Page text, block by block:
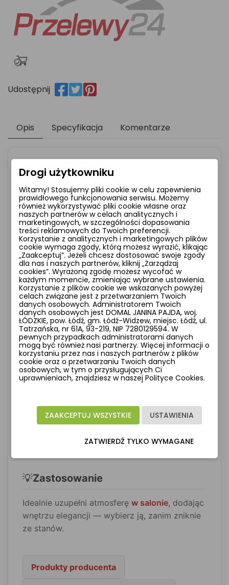
Udostępnij
Opis Specyfikacja Komentarze
Konstrukcja podkreśla architekturę przestrzeni
z delikatną finezją. Design kładzie nacisk na
prostotę i ponadczasowy charakter. Oprawa
podkreśla detale wnętrza z wyjątkową
delikatnością. Światło tworzy atmosferę
wyciszenia i eleganckiej harmonii. Światło
wkomponowuje się w naturalny rytm wnętrza.
📌Charakterystyka produktu
•Materiał:metal
•Kolor lampy:srebrny i odcienie srebra
•Źródło światła:GU10
•Klasa szczelności:IP20
•Możliwość ściemniania:Tak, z
zastosowaniem ściemnialnej żarówki.
•Źródło w zestawie:Brak
Wymiary
8 cm
💡Zastosowanie
Idealnie uzupełni atmosferę w salonie, dodając
wnętrzu elegancji — wybierz ją, zanim zniknie
ze stanów.
Produkty producenta
Drogi użytkowniku
Witamy! Stosujemy pliki cookie w celu zapewnienia
prawidłowego funkcjonowania serwisu. Możemy
również wykorzystywać pliki cookie własne oraz
naszych partnerów w celach analitycznych i
marketingowych, w szczególności dopasowania
treści reklamowych do Twoich preferencji.
Korzystanie z analitycznych i marketingowych plików
cookie wymaga zgody, którą możesz wyrazić, klikając
„Zaakceptuj”. Jeżeli chcesz dostosować swoje zgody
dla nas i naszych partnerów, kliknij „Zarządzaj
cookies”. Wyrażoną zgodę możesz wycofać w
każdym momencie, zmieniając wybrane ustawienia.
Korzystanie z plików cookie we wskazanych powyżej
celach związane jest z przetwarzaniem Twoich
danych osobowych. Administratorem Twoich
danych osobowych jest DOMAL JANINA PAJDA, woj.
ŁÓDZKIE, pow. Łódź, gm. Łódź-Widzew, miejsc. Łódź, ul.
Tatrzańska, nr 61A, 93-219, NIP 7280129594. W
pewnych przypadkach administratorami danych
mogą być również nasi partnerzy. Więcej informacji o
korzystaniu przez nas i naszych partnerów z plików
cookie oraz o przetwarzaniu Twoich danych
osobowych, w tym o przysługujących Ci
uprawnieniach, znajdziesz w naszej Polityce Cookies.
USTAWIENIA
ZAAKCEPTUJ WSZYSTKIE
ZATWIERDŹ TYLKO WYMAGANE